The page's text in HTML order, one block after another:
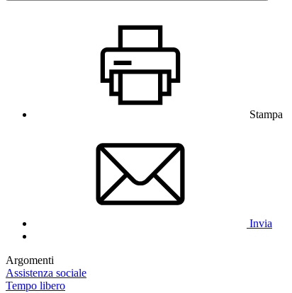
Stampa
Invia
Argomenti
Assistenza sociale
Tempo libero